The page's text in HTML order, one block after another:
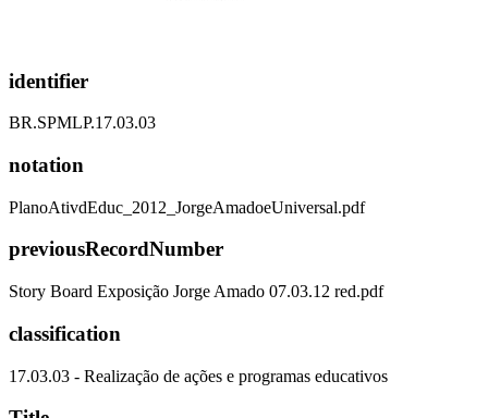
identifier
BR.SPMLP.17.03.03
notation
PlanoAtivdEduc_2012_JorgeAmadoeUniversal.pdf
previousRecordNumber
Story Board Exposição Jorge Amado 07.03.12 red.pdf
classification
17.03.03 - Realização de ações e programas educativos